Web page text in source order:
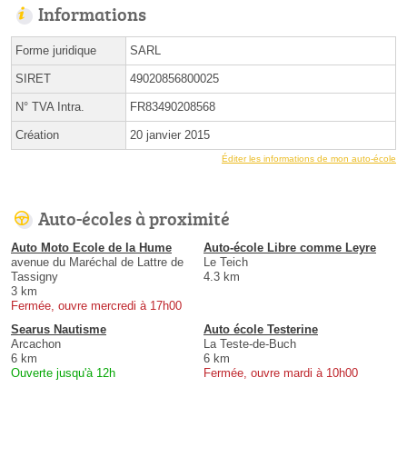
Informations
Forme juridique SARL
SIRET 49020856800025
N° TVA Intra. FR83490208568
Création 20 janvier 2015
Éditer les informations de mon auto-école
Auto-écoles à proximité
Auto Moto Ecole de la Hume
avenue du Maréchal de Lattre de
Tassigny
3 km
Fermée, ouvre mercredi à 17h00
Auto-école Libre comme Leyre
Le Teich
4.3 km
Searus Nautisme
Arcachon
6 km
Ouverte jusqu'à 12h
Auto école Testerine
La Teste-de-Buch
6 km
Fermée, ouvre mardi à 10h00